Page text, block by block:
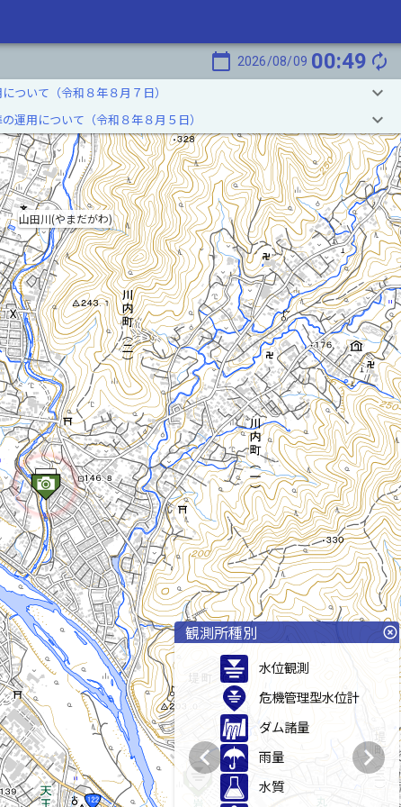
calendar_today 2026/08/09 00:49 autorenew
山田川(やまだがわ)
ついて（令和８年８月７日） keyboard_arrow_down
運用について（令和８年８月５日） keyboard_arrow_down
観測所種別 highlight_off
水位観測
危機管理型水位計
ダム諸量
雨量
水質
chevron_left chevron_right